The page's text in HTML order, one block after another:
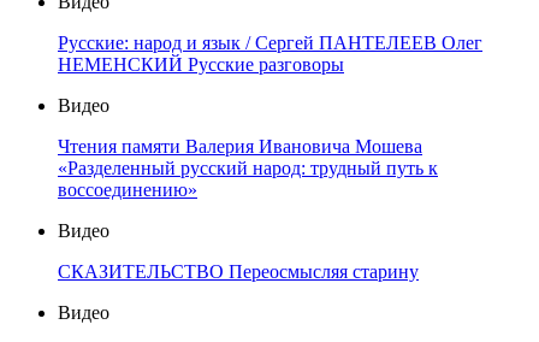
Русские: народ и язык / Сергей ПАНТЕЛЕЕВ Олег
НЕМЕНСКИЙ Русские разговоры
Видео
Чтения памяти Валерия Ивановича Мошева
«Разделенный русский народ: трудный путь к
воссоединению»
Видео
СКАЗИТЕЛЬСТВО Переосмысляя старину
Видео